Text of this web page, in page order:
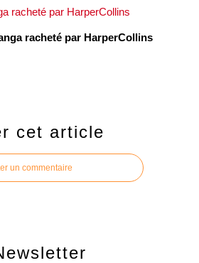
racheté par HarperCollins
cet article
un commentaire